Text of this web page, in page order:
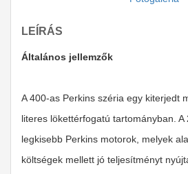
LEÍRÁS
Általános jellemzők
A 400-as Perkins széria egy kiterjedt
literes lökettérfogatú tartományban.
legkisebb Perkins motorok, melyek
költségek mellett jó teljesítményt